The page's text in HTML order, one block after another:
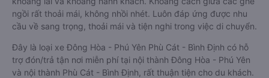
ngồi rất thoải mái, không nhồi nhét. Luôn đáp ứng được nhu
cầu về sang trọng, thoải mái và tiện nghi trong việc di chuyển.
Đây là loại xe Đông Hòa - Phú Yên Phù Cát - Bình Định có hỗ
trợ đón/trả tận nơi miễn phí tại nội thành Đông Hòa - Phú Yên
và nội thành Phù Cát - Bình Định, rất thuận tiện cho du khách.